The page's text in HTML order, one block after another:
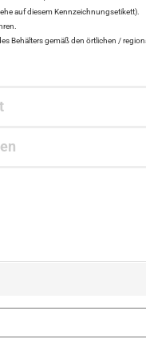
auf diesem Kennzeichnungsetikett).
Behälters gemäß den örtlichen /